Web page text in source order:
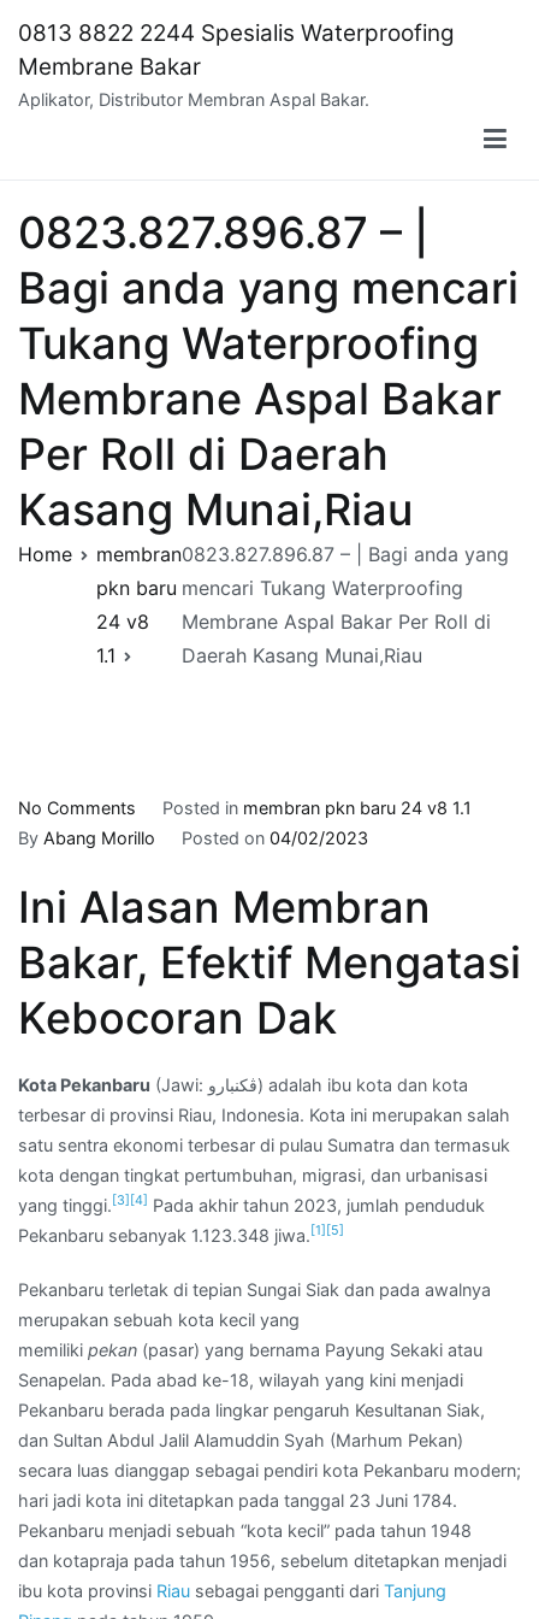
content
0813 8822 2244 Spesialis Waterproofing
Membrane Bakar
Aplikator, Distributor Membran Aspal Bakar.
0823.827.896.87 – |
Bagi anda yang mencari
Tukang Waterproofing
Membrane Aspal Bakar
Per Roll di Daerah
Kasang Munai,Riau
Home
membran
pkn baru
24 v8
1.1
0823.827.896.87 – | Bagi anda yang
mencari Tukang Waterproofing
Membrane Aspal Bakar Per Roll di
Daerah Kasang Munai,Riau
No Comments
0823.827.896.87
|
Bagi
anda
yang
mencari
Waterproofing
Membrane
Aspal
Bakar
Per
Roll
Daerah
Kasang
Munai,Riau
Posted in membran pkn baru 24 v8 1.1
By Abang Morillo Posted on 04/02/2023
Ini Alasan Membran
Bakar, Efektif Mengatasi
Kebocoran Dak
Kota Pekanbaru (Jawi: ڤكنبارو) adalah ibu kota dan kota
terbesar di provinsi Riau, Indonesia. Kota ini merupakan salah
satu sentra ekonomi terbesar di pulau Sumatra dan termasuk
kota dengan tingkat pertumbuhan, migrasi, dan urbanisasi
yang tinggi. [3] [4]
Pada akhir tahun 2023, jumlah penduduk
Pekanbaru sebanyak 1.123.348 jiwa. [1] [5]
Pekanbaru terletak di tepian Sungai Siak dan pada awalnya
merupakan sebuah kota kecil yang
memiliki pekan (pasar) yang bernama Payung Sekaki atau
Senapelan. Pada abad ke-18, wilayah yang kini menjadi
Pekanbaru berada pada lingkar pengaruh Kesultanan Siak,
dan Sultan Abdul Jalil Alamuddin Syah (Marhum Pekan)
secara luas dianggap sebagai pendiri kota Pekanbaru modern;
hari jadi kota ini ditetapkan pada tanggal 23 Juni 1784.
Pekanbaru menjadi sebuah “kota kecil” pada tahun 1948
dan kotapraja pada tahun 1956, sebelum ditetapkan menjadi
ibu kota provinsi Riau sebagai pengganti dari Tanjung